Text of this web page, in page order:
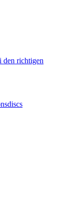
den richtigen